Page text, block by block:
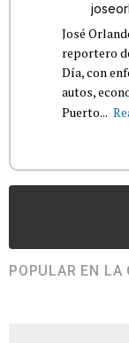
José
reportero
Día, con
autos,
Puerto...
POPULAR EN LA